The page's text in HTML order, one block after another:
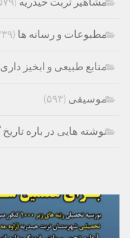
مطبوعات و رسانه ها (۶,۷۳۹)
منابع طبیعی و ابخیز داری
موسیقی (۵۹۳)
نوشته هایی در باره